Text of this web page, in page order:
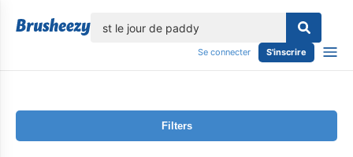
Se connecter S'inscrire
Filters